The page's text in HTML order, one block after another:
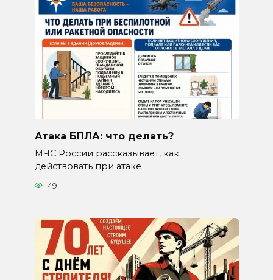
Атака БПЛА: что делать?
МЧС России рассказывает, как
действовать при атаке
49